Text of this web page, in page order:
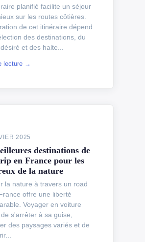
planifié facilite un séjour
sur les routes côtières.
de cet itinéraire dépend
des destinations, du
et des halte...
lecture →
2025
destinations de
en France pour les
de la nature
la nature à travers un road
offre une liberté
Voyager en voiture
s'arrêter à sa guise,
des paysages variés et de